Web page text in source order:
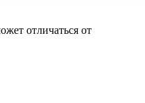
отличаться от